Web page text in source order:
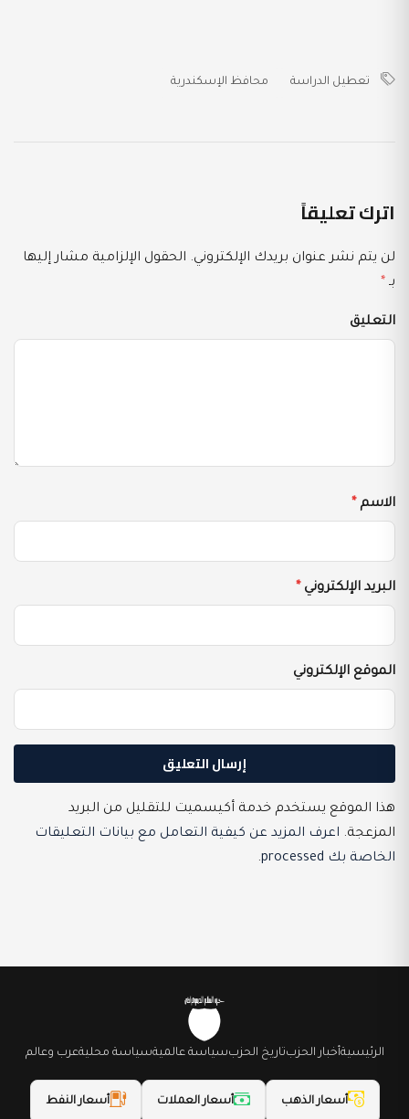
تعطيل الدراسة محافظ الإسكندرية
اترك تعليقاً
لن يتم نشر عنوان بريدك الإلكتروني. الحقول الإلزامية مشار إليها
بـ *
التعليق
الاسم *
البريد الإلكتروني *
الموقع الإلكتروني
هذا الموقع يستخدم خدمة أكيسميت للتقليل من البريد
المزعجة. اعرف المزيد عن كيفية التعامل مع بيانات التعليقات
الخاصة بك processed
.
الرئيسيةأخبار الحزبتاريخ الحزبسياسة عالميةسياسة محليةعرب وعالم
أسعار الذهب أسعار العملات أسعار النفط